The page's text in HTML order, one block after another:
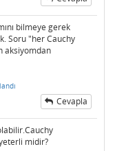
bilmeye gerek
Soru "her Cauchy
aksiyomdan
Cevapla
midir?